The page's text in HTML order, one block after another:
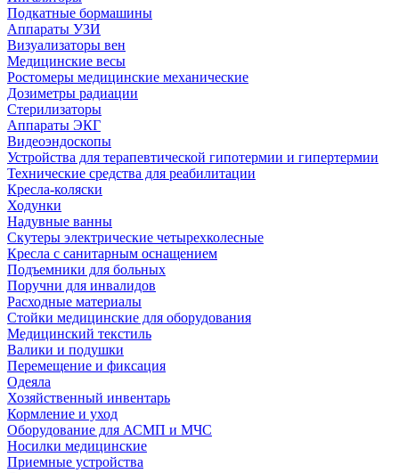
Подкатные бормашины
Аппараты УЗИ
Визуализаторы вен
Медицинские весы
Ростомеры медицинские механические
Дозиметры радиации
Стерилизаторы
Аппараты ЭКГ
Видеоэндоскопы
Устройства для терапевтической гипотермии и гипертермии
Технические средства для реабилитации
Кресла-коляски
Ходунки
Надувные ванны
Скутеры электрические четырехколесные
Кресла с санитарным оснащением
Подъемники для больных
Поручни для инвалидов
Расходные материалы
Стойки медицинские для оборудования
Медицинский текстиль
Валики и подушки
Перемещение и фиксация
Одеяла
Хозяйственный инвентарь
Кормление и уход
Оборудование для АСМП и МЧС
Носилки медицинские
Приемные устройства